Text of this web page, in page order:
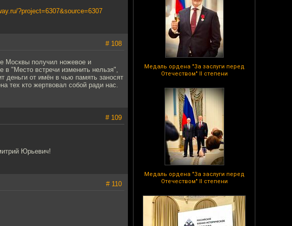
Медаль ордена "За заслуги перед
Отечеством" II степени
Медаль ордена "За заслуги перед
Отечеством" II степени
?project=6307&source=6307
# 108
Москвы получил ножевое и
"Место встречи изменить нельзя",
деньги от имён в чью память заносят
тех кто жертвовал собой ради нас.
# 109
Юрьевич!
# 110